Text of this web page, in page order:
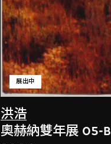
洪浩
展出中
奧赫納雙年展 05-B